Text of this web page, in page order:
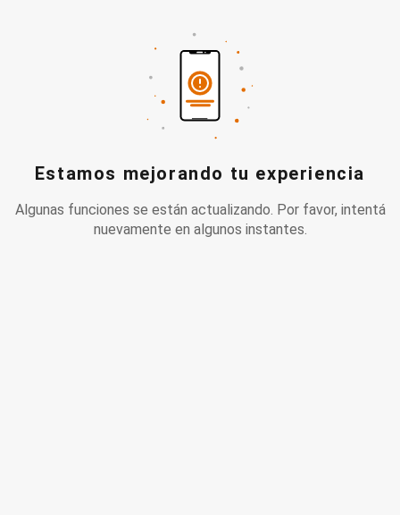
Estamos mejorando tu experiencia
Algunas funciones se están actualizando. Por favor, intentá
nuevamente en algunos instantes.